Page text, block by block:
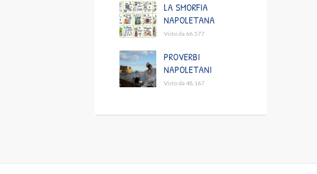
LA SMORFIA
NAPOLETANA
Visto da 66.577
PROVERBI
NAPOLETANI
Visto da 48.167